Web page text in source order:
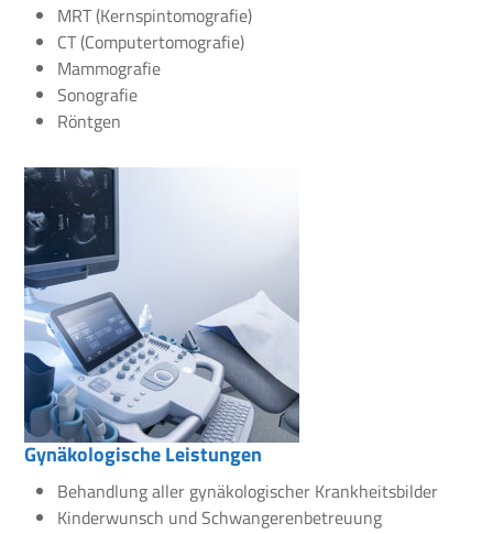
MRT (Kernspintomografie)
CT (Computertomografie)
Mammografie
Sonografie
Röntgen
Gynäkologische Leistungen
Behandlung aller gynäkologischer Krankheitsbilder
Kinderwunsch und Schwangerenbetreuung